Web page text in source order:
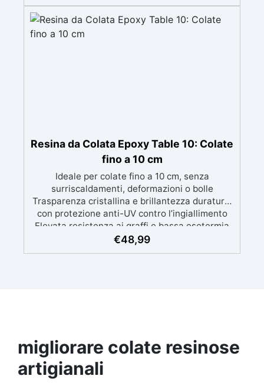
BPA/VOC free e certificata per il contatto
prolungato con la pelle.
Resina da Colata Epoxy Table 10: Colate
fino a 10 cm
Ideale per colate fino a 10 cm, senza
surriscaldamenti, deformazioni o bolle
Trasparenza cristallina e brillantezza duratura,
con protezione anti-UV contro l’ingiallimento
Elevata resistenza ai graffi e bassa esotermia
per risultati professionali senza compromessi
€48,99
migliorare colate resinose
artigianali